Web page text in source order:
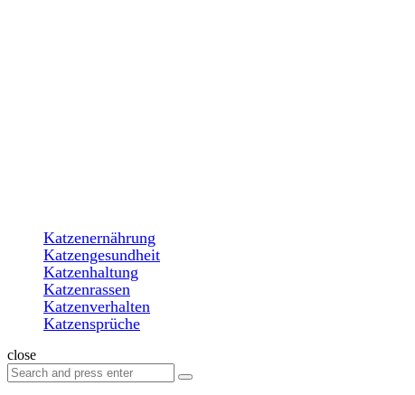
Katzenernährung
Katzengesundheit
Katzenhaltung
Katzenrassen
Katzenverhalten
Katzensprüche
Search
close
Search
for:
Search